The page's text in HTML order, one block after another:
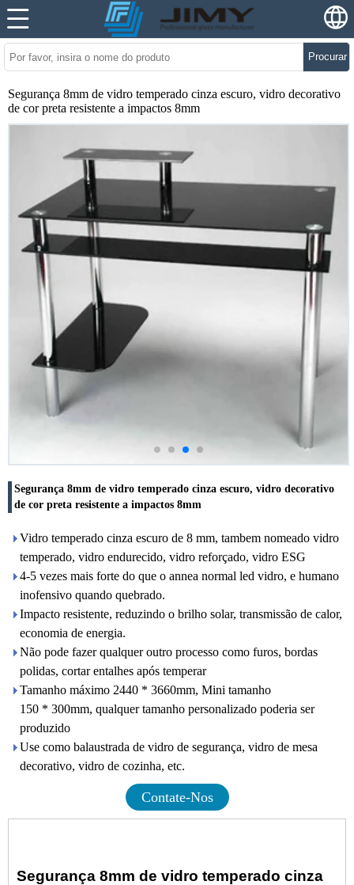
Procurar
Segurança 8mm de vidro temperado cinza escuro, vidro decorativo
de cor preta resistente a impactos 8mm
Segurança 8mm de vidro temperado cinza escuro, vidro decorativo
de cor preta resistente a impactos 8mm
Vidro temperado cinza escuro de 8 mm, tambem nomeado vidro
temperado, vidro endurecido, vidro reforçado, vidro ESG
4-5 vezes mais forte do que o annea normal led vidro, e humano
inofensivo quando quebrado.
Impacto resistente, reduzindo o brilho solar, transmissão de calor,
economia de energia.
Não pode fazer qualquer outro processo como furos, bordas
polidas, cortar entalhes após temperar
Tamanho máximo 2440 * 3660mm, Mini tamanho
150 * 300mm, qualquer tamanho personalizado poderia ser
produzido
Use como balaustrada de vidro de segurança, vidro de mesa
decorativo, vidro de cozinha, etc.
Contate-Nos
Segurança 8mm de vidro temperado cinza